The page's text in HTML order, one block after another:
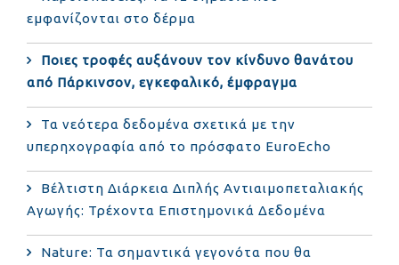
εμφανίζονται στο δέρμα
Ποιες τροφές αυξάνουν τον κίνδυνο θανάτου
από Πάρκινσον, εγκεφαλικό, έμφραγμα
Τα νεότερα δεδομένα σχετικά με την
υπερηχογραφία από το πρόσφατο EuroEcho
Bέλτιστη Διάρκεια Διπλής Αντιαιμοπεταλιακής
Αγωγής: Τρέχοντα Επιστημονικά Δεδομένα
Nature: Τα σημαντικά γεγονότα που θα